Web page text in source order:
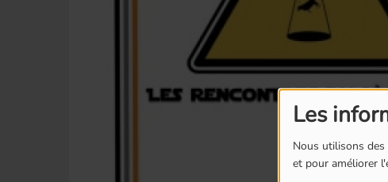
Les
Nous utilisons
et pour améliorer